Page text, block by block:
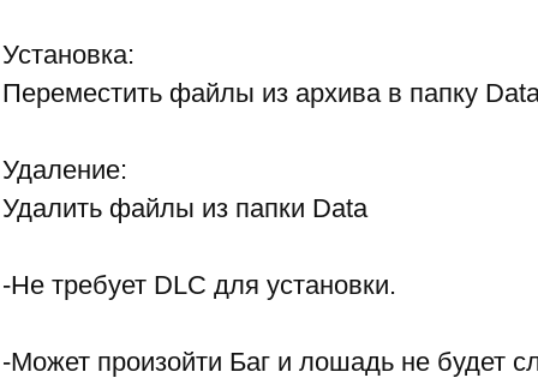
Установка:
Переместить файлы из архива в папку
Удаление:
Удалить файлы из папки Data
-Не требует DLC для установки.
-Может произойти Баг и лошадь не будет